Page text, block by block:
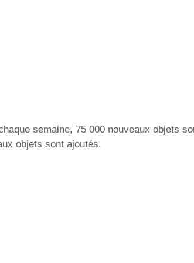
semaine, 75 000 nouveaux objets
objets sont ajoutés.